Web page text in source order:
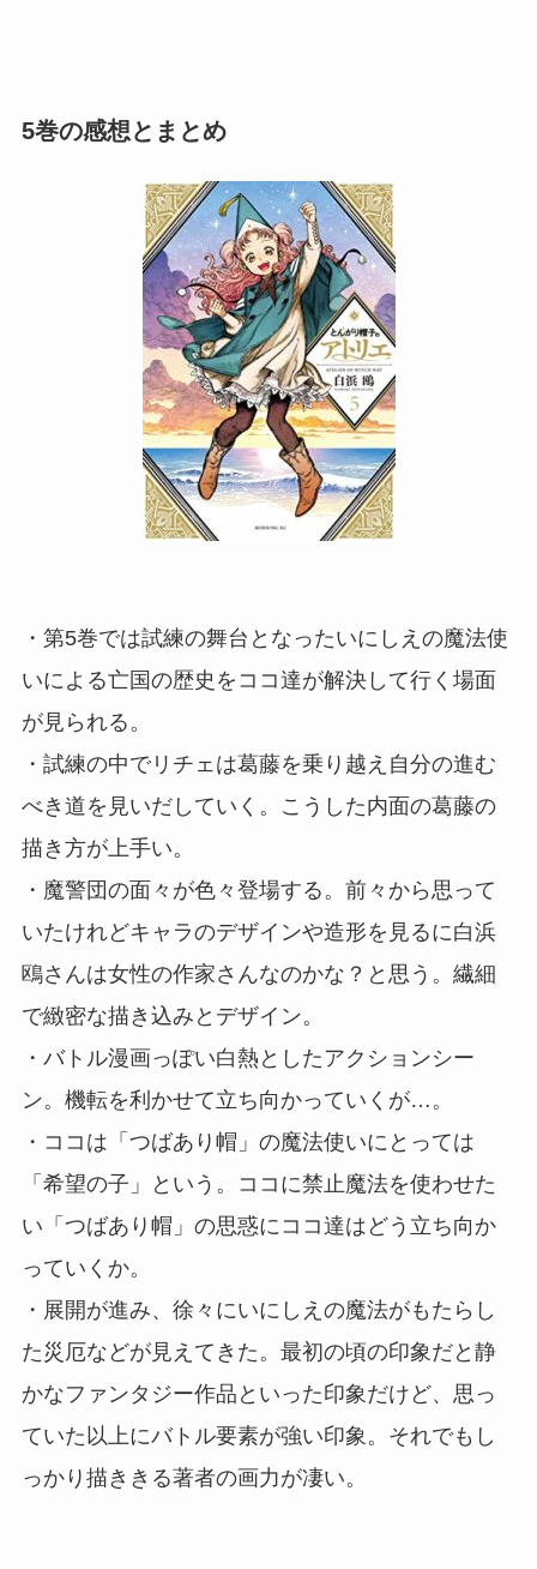
5巻の感想とまとめ
・第5巻では試練の舞台となったいにしえの魔法使
いによる亡国の歴史をココ達が解決して行く場面
が見られる。
・試練の中でリチェは葛藤を乗り越え自分の進む
べき道を見いだしていく。こうした内面の葛藤の
描き方が上手い。
・魔警団の面々が色々登場する。前々から思って
いたけれどキャラのデザインや造形を見るに白浜
鴎さんは女性の作家さんなのかな？と思う。繊細
で緻密な描き込みとデザイン。
・バトル漫画っぽい白熱としたアクションシー
ン。機転を利かせて立ち向かっていくが…。
・ココは「つばあり帽」の魔法使いにとっては
「希望の子」という。ココに禁止魔法を使わせた
い「つばあり帽」の思惑にココ達はどう立ち向か
っていくか。
・展開が進み、徐々にいにしえの魔法がもたらし
た災厄などが見えてきた。最初の頃の印象だと静
かなファンタジー作品といった印象だけど、思っ
ていた以上にバトル要素が強い印象。それでもし
っかり描ききる著者の画力が凄い。